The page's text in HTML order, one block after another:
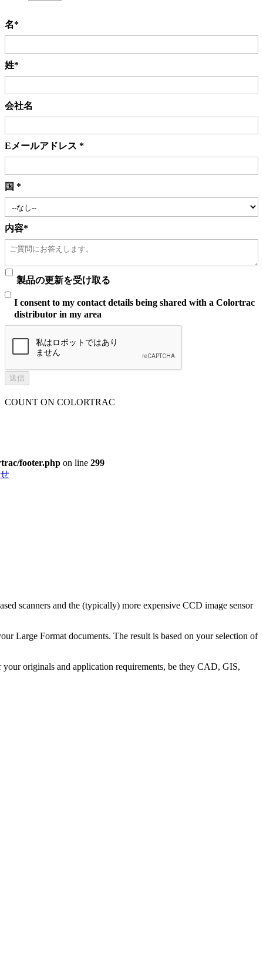
名*
姓*
会社名
Eメールアドレス *
国 *
内容*
製品の更新を受け取る
I consent to my contact details being shared with a Colortrac
distributor in my area
COUNT ON COLORTRAC
footer.php on line 299
scanners and the (typically) more expensive CCD image sensor
Large Format documents. The result is based on your selection of
originals and application requirements, be they CAD, GIS,